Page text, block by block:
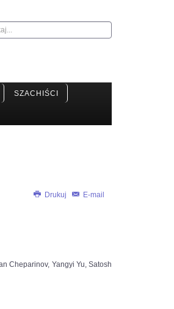
SZACHIŚCI
Drukuj E-mail
Cheparinov, Yangyi Yu, Satosh